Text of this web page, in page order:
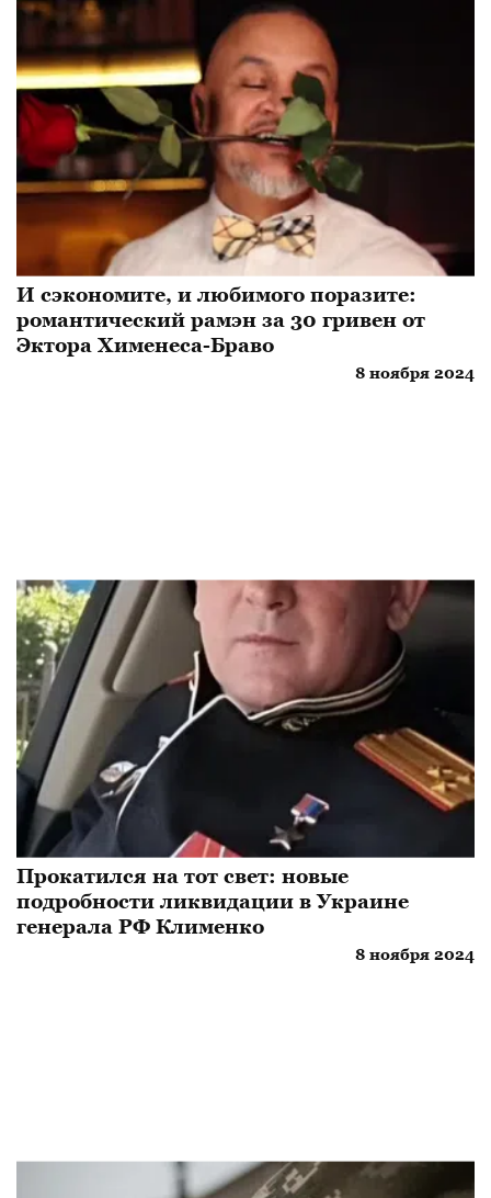
И сэкономите, и любимого поразите:
романтический рамэн за 30 гривен от
Эктора Хименеса-Браво
8 ноября 2024
Прокатился на тот свет: новые
подробности ликвидации в Украине
генерала РФ Клименко
8 ноября 2024